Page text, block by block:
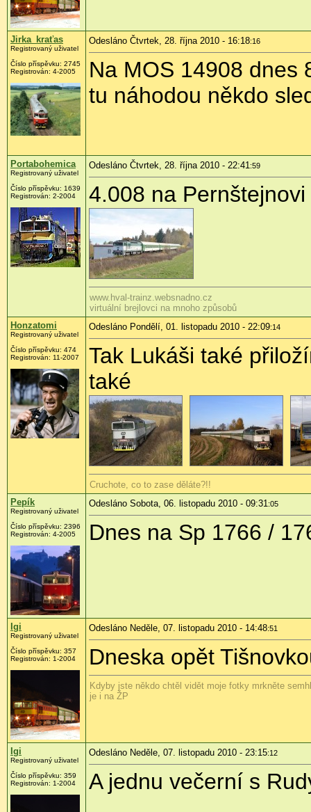
Jirka_kraťas
Registrovaný uživatel
Číslo příspěvku: 2745
Registrován: 4-2005
Odesláno Čtvrtek, 28. října 2010 - 16:18:16
Na MOS 14908 dnes
tu náhodou někdo
Portabohemica
Registrovaný uživatel
Číslo příspěvku: 1639
Registrován: 2-2004
Odesláno Čtvrtek, 28. října 2010 - 22:41:59
4.008 na
www.hval-trainz.websnadno.cz
virtuální brejlovci na mnoho způsobů
Honzatomi
Registrovaný uživatel
Číslo příspěvku: 474
Registrován: 11-2007
Odesláno Pondělí, 01. listopadu 2010 - 22:09:14
Tak Lukáši také
také
Cruchote, co to zase děláte?!!
Pepík
Registrovaný uživatel
Číslo příspěvku: 2396
Registrován: 4-2005
Odesláno Sobota, 06. listopadu 2010 - 09:31:05
Dnes na Sp 1766 /
Igi
Registrovaný uživatel
Číslo příspěvku: 357
Registrován: 1-2004
Odesláno Neděle, 07. listopadu 2010 - 14:48:51
Dneska opět
Kdyby jste někdo chtěl vidět moje fotky mrkněte
je i na ŽP
Igi
Registrovaný uživatel
Číslo příspěvku: 359
Registrován: 1-2004
Odesláno Neděle, 07. listopadu 2010 - 23:15:12
A jednu večerní s